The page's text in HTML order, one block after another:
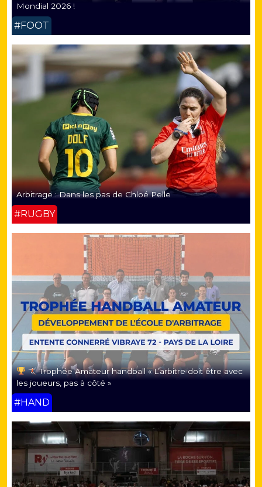
Mondial 2026 !
#FOOT
Arbitrage : Dans les pas de Chloé Pelle
#RUGBY
Trophée Amateur handball « L’arbitre doit être avec
les joueurs, pas à côté »
#HAND